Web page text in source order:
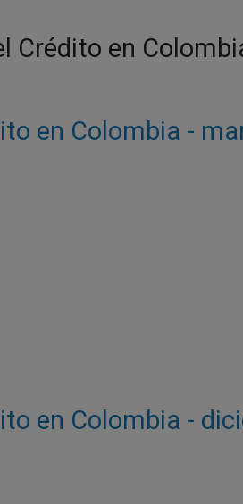
Crédito en
en Colombia -
en Colombia -